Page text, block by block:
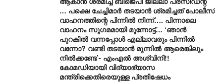
… പക്ഷെ ചേച്ചിമാർ തടയാൻ ശ്രമിച്ചത് പോലീസ്
വാഹനത്തിന്റെ പിന്നിൽ നിന്ന്…. പിന്നാലെ
വാഹനം സു​ഗമമായി മുന്നോട്ട്… ‘ഞാൻ
പുറകിൽ വന്നപ്പോൾ എല്ലാവരും പിന്നിൽ
വന്നോ? വണ്ടി തടയാൻ മുന്നിൽ ആരെങ്കിലും
നിൽക്കണ്ടേ’- എംഎൽ അശ്വിനി!!
കോമഡിയായി വിദ്യാഭ്യാസ
മന്ത്രിക്കെതിരെയുള്ള പ്രതിഷേധം